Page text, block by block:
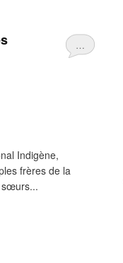
…
Indigène,
frères de la
sœurs...